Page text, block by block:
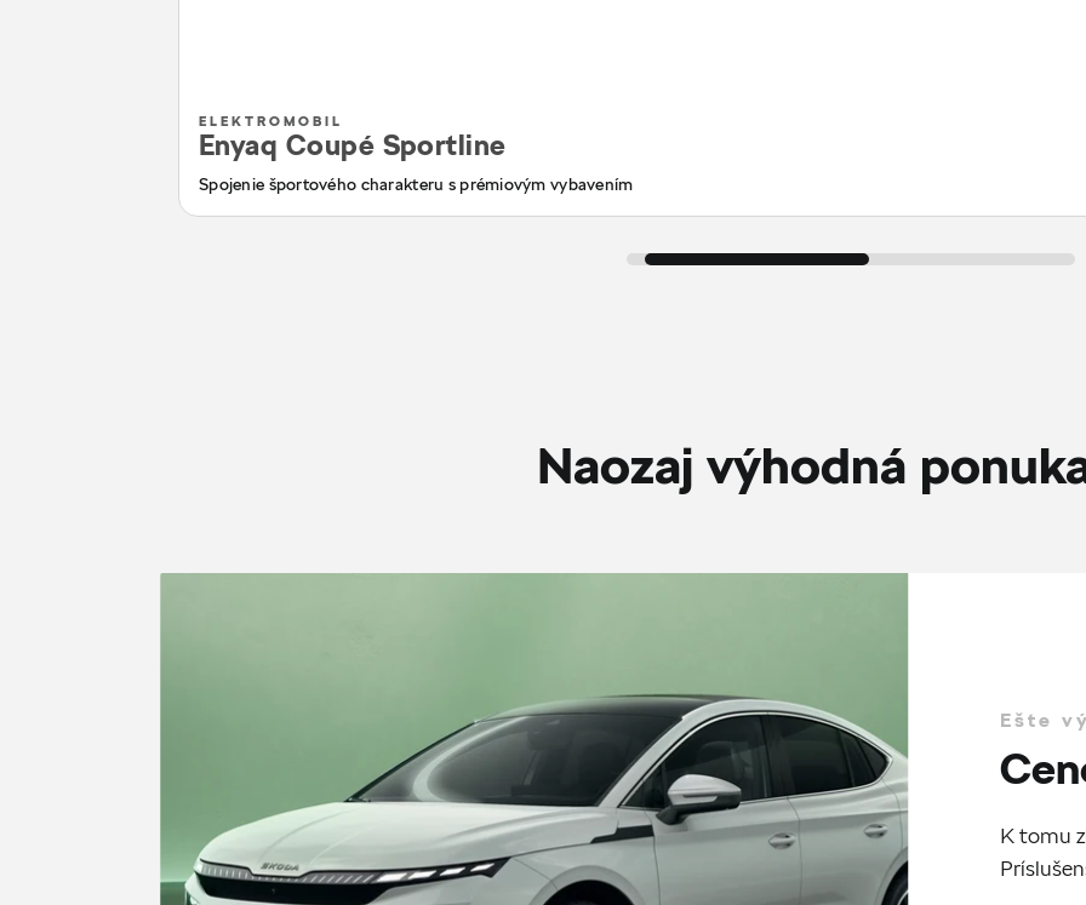
ELEKTROMOBIL
Enyaq Coupé Sportline
Spojenie športového charakteru s prémiovým vybavením
Naozaj výhodná
Ešte
K tomu